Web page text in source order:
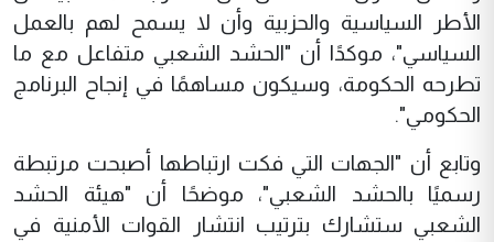
الأطر السياسية والحزبية وأن لا يسمح لهم بالعمل
السياسي"، موكدًا أن "الحشد الشعبي متفاعل مع ما
تطرحه الحكومة، وسيكون مساهمًا في إنجاح البرنامج
الحكومي".
وتابع أن "الجهات التي فكت ارتباطها أصبحت مرتبطة
رسميًا بالحشد الشعبي"، موضحًا أن "هيئة الحشد
الشعبي ستشارك بترتيب انتشار القوات الأمنية في